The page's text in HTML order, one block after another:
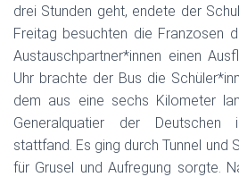
drei Stunden geht, endete der
Freitag besuchten die Franzosen
Austauschpartner*innen einen
Uhr brachte der Bus die
dem aus eine sechs Kilometer
Generalquatier der Deutschen
stattfand. Es ging durch Tunnel und
für Grusel und Aufregung sorgte.